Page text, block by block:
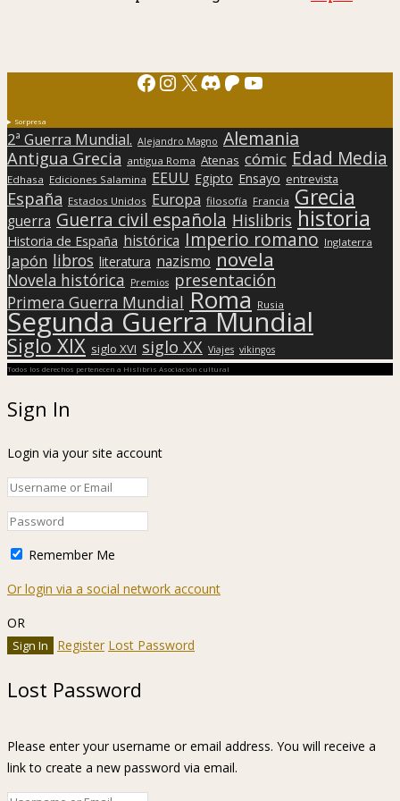
Facebook
Instagram
X Discord
Patreon
YouTube
Sorpresa
2ª Guerra Mundial. Alejandro Magno Alemania
Antigua Grecia antigua Roma Atenas cómic Edad Media
Edhasa Ediciones Salamina EEUU Egipto Ensayo entrevista
España Estados Unidos Europa filosofía Francia Grecia
guerra Guerra civil española Hislibris historia
Historia de España histórica Imperio romano Inglaterra
Japón libros literatura nazismo novela
Novela histórica Premios presentación
Primera Guerra Mundial Roma Rusia
Segunda Guerra Mundial
Siglo XIX siglo XVI siglo XX Viajes vikingos
Todos los derechos pertenecen a Hislibris Asociación cultural
Sign In
Login via your site account
Remember Me
Or login via a social network account
OR
Register Lost Password
Lost Password
Please enter your username or email address. You will receive a
link to create a new password via email.